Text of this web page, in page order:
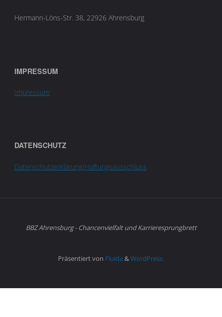
Hermann-Löns-Str. 38, 22926 Ahrensburg
IMPRESSUM
Impressum
DATENSCHUTZ
Datenschutzerklärung/Haftungsausschluss
BBZ Ahrensburg - Chancenvielfalt und Karrieresprungbrett
Präsentiert von Fluida &WordPress.